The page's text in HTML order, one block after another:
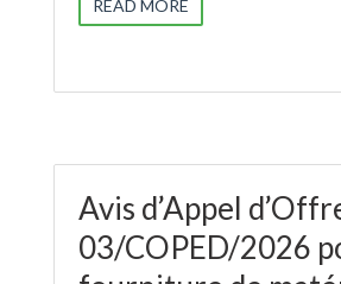
READ MORE
Avis d’Appel
03/COPED/2026